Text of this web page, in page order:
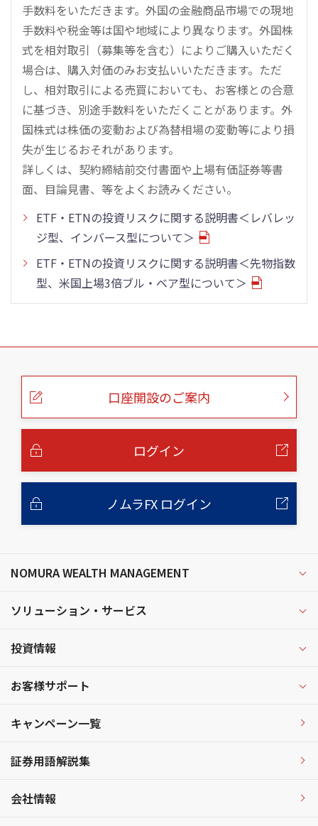
手数料をいただきます。外国の金融商品市場での現地
手数料や税金等は国や地域により異なります。外国株
式を相対取引（募集等を含む）によりご購入いただく
場合は、購入対価のみお支払いいただきます。ただ
し、相対取引による売買においても、お客様との合意
に基づき、別途手数料をいただくことがあります。外
国株式は株価の変動および為替相場の変動等により損
失が生じるおそれがあります。
詳しくは、契約締結前交付書面や上場有価証券等書
面、目論見書、等をよくお読みください。
ETF・ETNの投資リスクに関する説明書＜レバレッ
ジ型、インバース型について＞
ETF・ETNの投資リスクに関する説明書＜先物指数
型、米国上場3倍ブル・ベア型について＞
こ
口座開設のご案内
ログイン
ノムラFX ログイン
NOMURA WEALTH MANAGEMENT
ソリューション・サービス
投資情報
お客様サポート
キャンペーン一覧
証券用語解説集
会社情報